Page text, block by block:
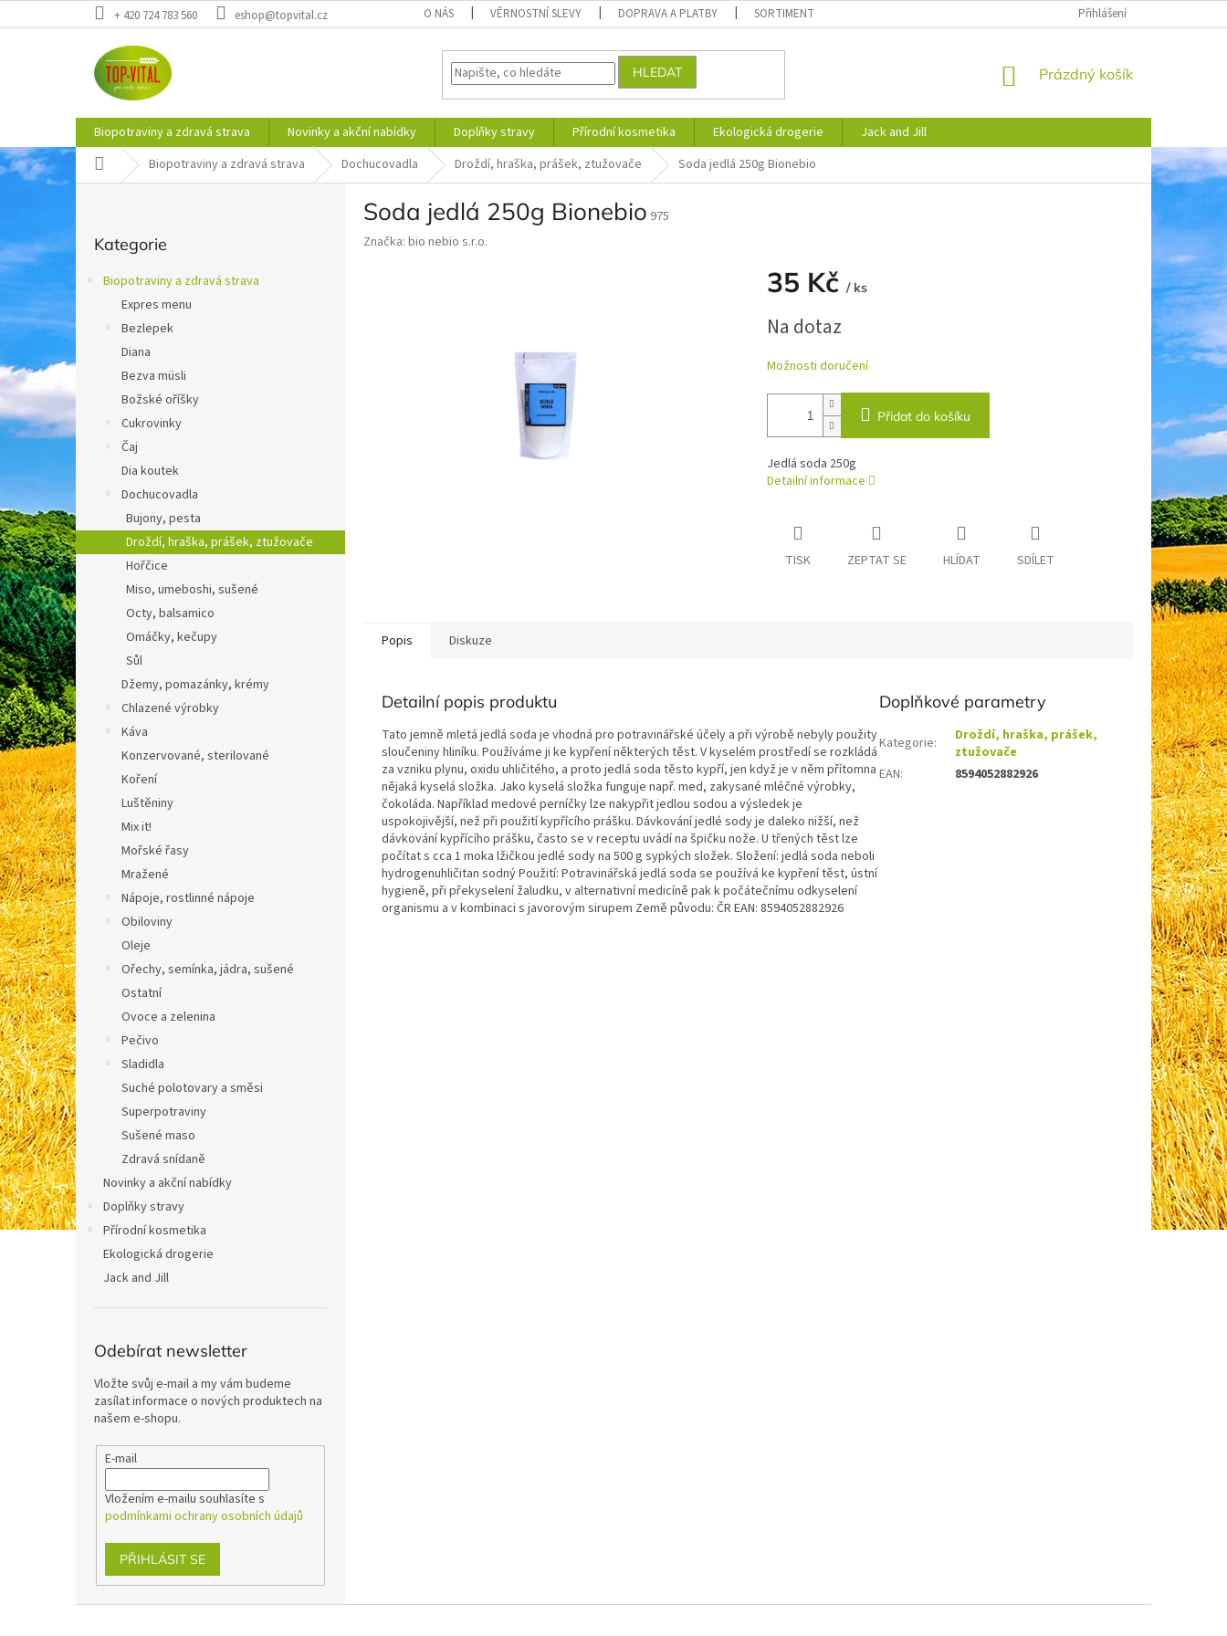
na
+ 420 724 783 560 eshop@topvital.cz O NÁS VĚRNOSTNÍ SLEVY DOPRAVA A PLATBY SORTIMENT OBCHODNÍ PODMÍNKY PODMÍNKY
Přihlášení
HLEDAT
NÁKUPNÍ
Prázdný košík
Biopotraviny a zdravá strava Novinky a akční nabídky Doplňky stravy Přírodní kosmetika Ekologická drogerie
Jack and Jill
Domů Biopotraviny a zdravá strava Dochucovadla Droždí, hraška, prášek, ztužovače Soda jedlá 250g Bionebio
n
p
a
e
kategorie
Kategorie
Biopotraviny a zdravá strava
Expres menu
Bezlepek
Diana
Bezva müsli
Božské oříšky
Cukrovinky
Čaj
Dia koutek
Dochucovadla
Bujony, pesta
Droždí, hraška, prášek, ztužovače
Hořčice
Miso, umeboshi, sušené
Octy, balsamico
Omáčky, kečupy
Sůl
Džemy, pomazánky, krémy
Chlazené výrobky
Káva
Konzervované, sterilované
Koření
Luštěniny
Mix it!
Mořské řasy
Mražené
Nápoje, rostlinné nápoje
Obiloviny
Oleje
Ořechy, semínka, jádra, sušené
Ostatní
Ovoce a zelenina
Pečivo
Sladidla
Suché polotovary a směsi
Superpotraviny
Sušené maso
Zdravá snídaně
Novinky a akční nabídky
Doplňky stravy
Přírodní kosmetika
Ekologická drogerie
Jack and Jill
Odebírat newsletter
Vložte svůj e-mail a my vám budeme
zasílat informace o nových produktech na
našem e-shopu.
E-mail
Vložením e-mailu souhlasíte s
podmínkami ochrany osobních údajů
PŘIHLÁSIT SE
Soda jedlá 250g Bionebio 975
Značka: bio nebio s.r.o.
35 Kč / ks
cena:
Na dotaz
Možnosti doručení
Přidat do košíku
Jedlá soda 250g
Detailní informace
TISK ZEPTAT SE HLÍDAT SDÍLET
Popis Diskuze
Detailní popis produktu
Tato jemně mletá jedlá soda je vhodná pro potravinářské účely a při výrobě nebyly použity
sloučeniny hliníku. Používáme ji ke kypření některých těst. V kyselém prostředí se rozkládá
za vzniku plynu, oxidu uhličitého, a proto jedlá soda těsto kypří, jen když je v něm přítomna
nějaká kyselá složka. Jako kyselá složka funguje např. med, zakysané mléčné výrobky,
čokoláda. Například medové perníčky lze nakypřit jedlou sodou a výsledek je
uspokojivější, než při použití kypřícího prášku. Dávkování jedlé sody je daleko nižší, než
dávkování kypřícího prášku, často se v receptu uvádí na špičku nože. U třených těst lze
počítat s cca 1 moka lžičkou jedlé sody na 500 g sypkých složek. Složení: jedlá soda neboli
hydrogenuhličitan sodný Použití: Potravinářská jedlá soda se používá ke kypření těst, ústní
hygieně, při překyselení žaludku, v alternativní medicíně pak k počátečnímu odkyselení
organismu a v kombinaci s javorovým sirupem Země původu: ČR EAN: 8594052882926
Doplňkové parametry
Kategorie:
Droždí, hraška, prášek,
ztužovače
EAN: 8594052882926